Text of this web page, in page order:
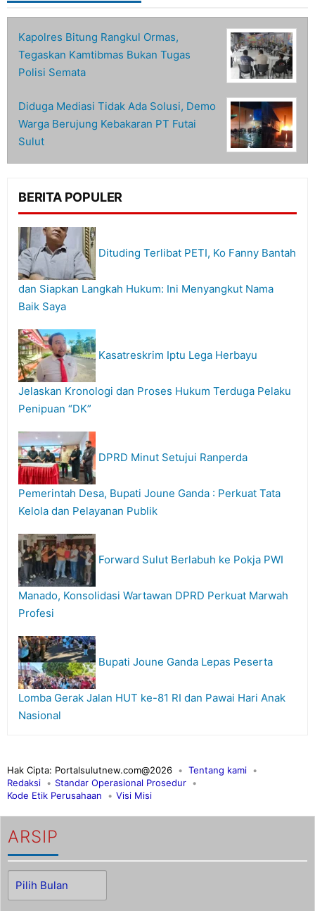
Kapolres Bitung Rangkul Ormas,
Tegaskan Kamtibmas Bukan Tugas
Polisi Semata
Diduga Mediasi Tidak Ada Solusi, Demo
Warga Berujung Kebakaran PT Futai
Sulut
BERITA POPULER
Dituding Terlibat PETI, Ko Fanny Bantah
dan Siapkan Langkah Hukum: Ini Menyangkut Nama
Baik Saya
Kasatreskrim Iptu Lega Herbayu
Jelaskan Kronologi dan Proses Hukum Terduga Pelaku
Penipuan “DK”
DPRD Minut Setujui Ranperda
Pemerintah Desa, Bupati Joune Ganda : Perkuat Tata
Kelola dan Pelayanan Publik
Forward Sulut Berlabuh ke Pokja PWI
Manado, Konsolidasi Wartawan DPRD Perkuat Marwah
Profesi
Bupati Joune Ganda Lepas Peserta
Lomba Gerak Jalan HUT ke-81 RI dan Pawai Hari Anak
Nasional
Hak Cipta: Portalsulutnew.com@2026
Tentang kami
Redaksi
Standar Operasional Prosedur
Kode Etik Perusahaan
Visi Misi
ARSIP
Arsip